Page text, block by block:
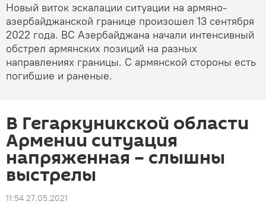
Новый виток эскалации ситуации на армяно-
азербайджанской границе произошел 13 сентября
2022 года. ВС Азербайджана начали интенсивный
обстрел армянских позиций на разных
направлениях границы. С армянской стороны есть
погибшие и раненые.
В Гегаркуникской области
Армении ситуация
напряженная – слышны
выстрелы
11:54 27.05.2021